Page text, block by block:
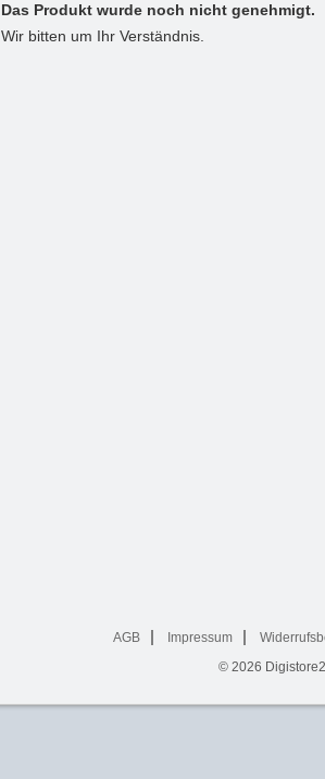
Das Produkt wurde noch nicht genehmigt.
Wir bitten um Ihr Verständnis.
AGB Impressum
© 2026